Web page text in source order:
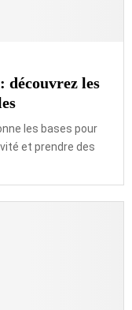
découvrez les
les bases pour
et prendre des